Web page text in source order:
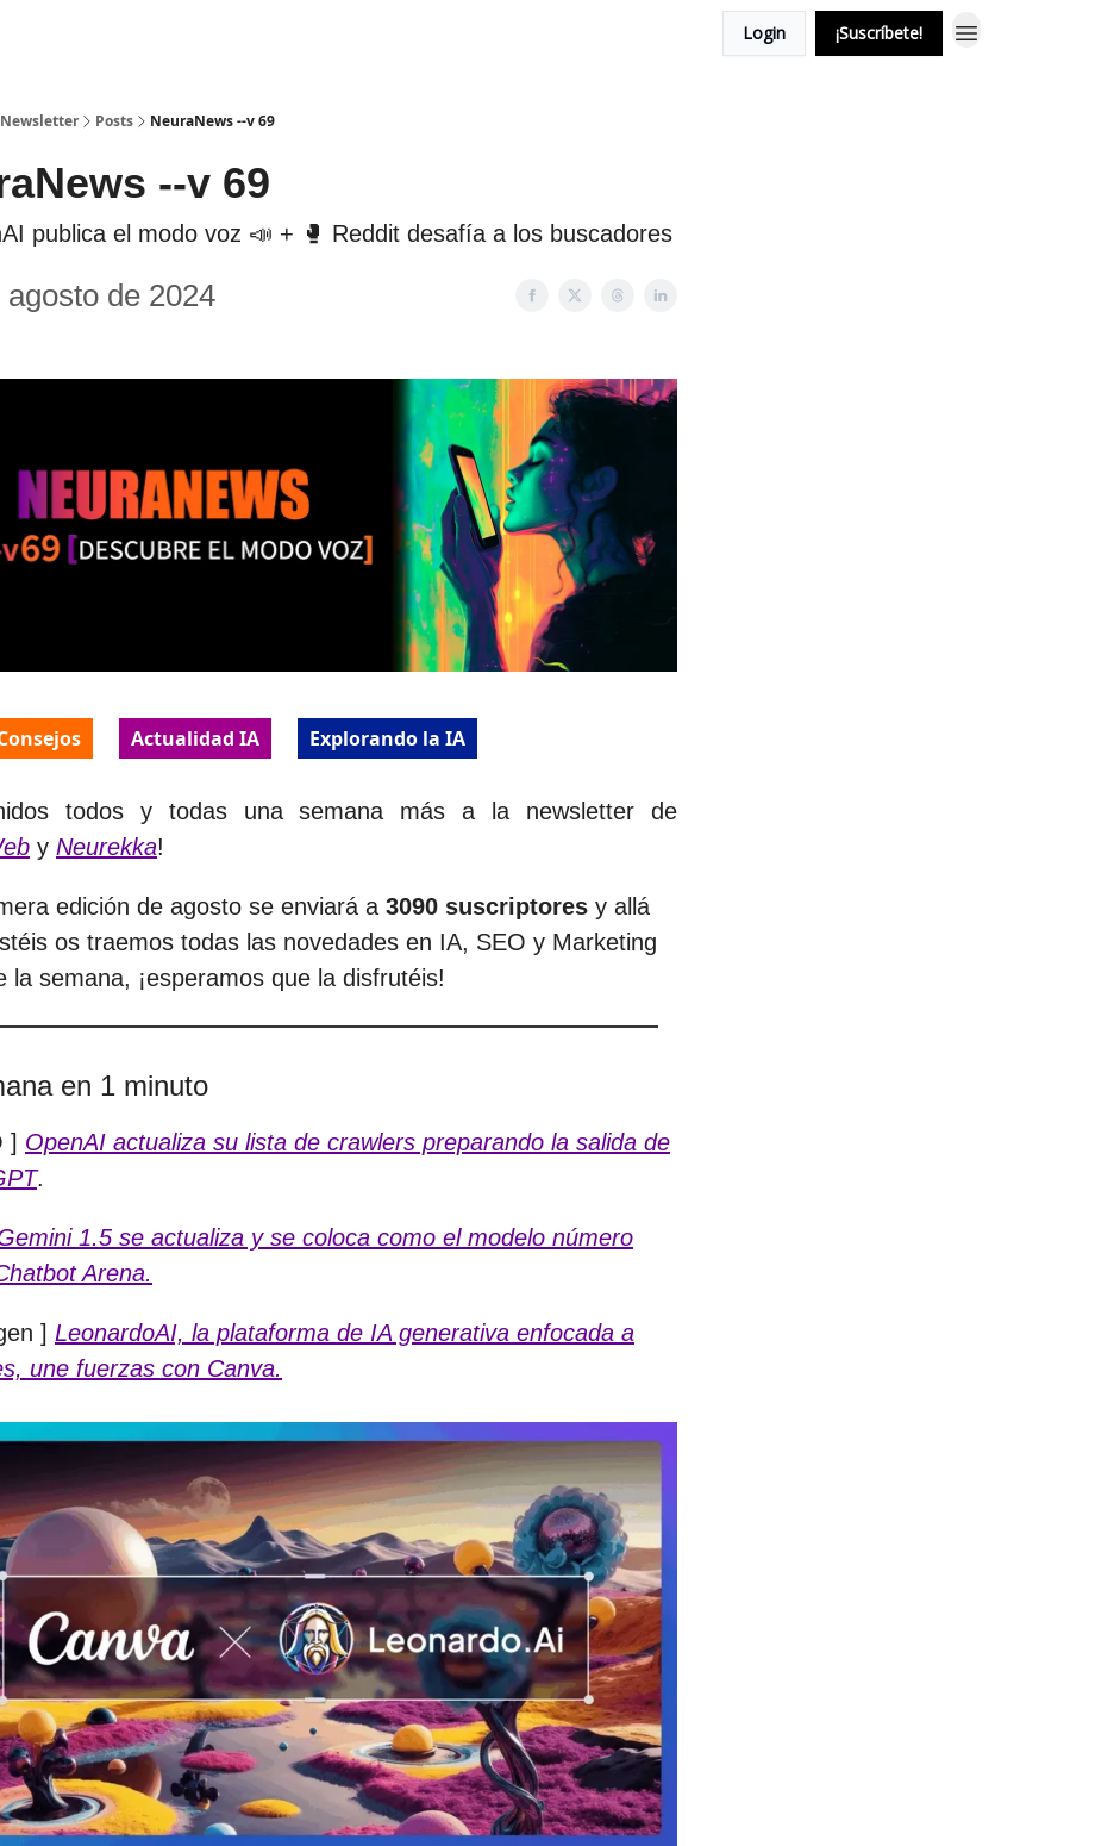
Login ¡Suscríbete!
Posts NeuraNews --v 69
--v 69
publica el modo voz 📣 + 🥊 Reddit desafía a los buscadores
agosto de 2024
Actualidad IA Explorando la IA
todos y todas una semana más a la newsletter de
y Neurekka!
edición de agosto se enviará a 3090 suscriptores y allá
os traemos todas las novedades en IA, SEO y Marketing
la semana, ¡esperamos que la disfrutéis!
en 1 minuto
] OpenAI actualiza su lista de crawlers preparando la salida de
.
1.5 se actualiza y se coloca como el modelo número
Arena.
] LeonardoAI, la plataforma de IA generativa enfocada a
une fuerzas con Canva.